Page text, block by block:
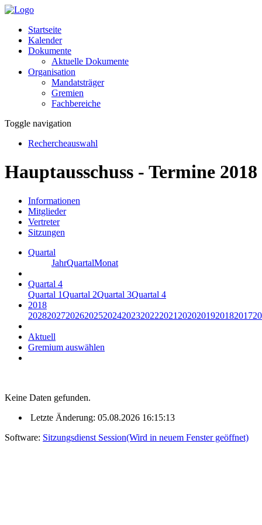
Startseite
Kalender
Dokumente
Aktuelle Dokumente
Organisation
Mandatsträger
Gremien
Fachbereiche
Toggle navigation
Rechercheauswahl
Hauptausschuss - Termine 2018
Informationen
Mitglieder
Vertreter
Sitzungen
Quartal
JahrQuartalMonat
Quartal 4
Quartal 1Quartal 2Quartal 3Quartal 4
2018
20282027202620252024202320222021 2020201920182017
Aktuell
Gremium auswählen
Keine Daten gefunden.
Letzte Änderung: 05.08.2026 16:15:13
Software: Sitzungsdienst Session(Wird in neuem Fenster geöffnet)